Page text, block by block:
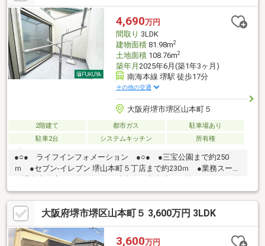
4,690万円
間取り 3LDK
建物面積81.98m2
土地面積108.76m2
築年月 2025年6月(築1年3ヶ月)
南海本線 堺駅 徒歩17分
その他の交通
大阪府堺市堺区山本町５
2階建て 都市ガス
駐車場あり
駐車2台
システムキッチン 所有権
●○● ライフインフォメーション ●○● ●三宝公園まで約250
ｍ ●セブン-イレブン 堺山本町５丁店まで約230ｍ ●業務スーパ
ー堺山本町店まで約900ｍ ●清恵会三宝病院まで約1100ｍ ●ダ
イエー 堺店まで約1000ｍ ●A-プライス 堺店まで約550ｍ ●堺海
山郵便局まで約400ｍ ○堺市立三宝小学校まで約800ｍ ○堺市立
月州中学校まで約1000ｍ※駐車台数は車種による※写真中の家具等
の調度品は対象に含まれません。*----*----*----*----*----*----*----*----*-
---*御内覧ご希望の際は、お気軽にお問い合わせ下さい。
大阪府堺市堺区山本町５ 3,600万円 3LDK
3,600万円